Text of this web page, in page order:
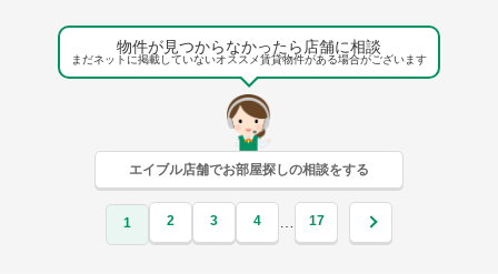
物件が見つからなかったら店舗に相談
まだネットに掲載していないオススメ賃貸物件がある場合がございます
エイブル店舗でお部屋探しの相談をする
1 2 3 4 … 17